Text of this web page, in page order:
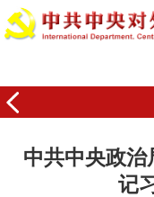
中共中央政治
记